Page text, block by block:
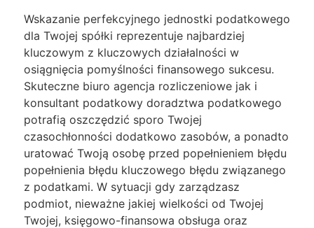
Wskazanie perfekcyjnego jednostki podatkowego
dla Twojej spółki reprezentuje najbardziej
kluczowym z kluczowych działalności w
osiągnięcia pomyślności finansowego sukcesu.
Skuteczne biuro agencja rozliczeniowe jak i
konsultant podatkowy doradztwa podatkowego
potrafią oszczędzić sporo Twojej
czasochłonności dodatkowo zasobów, a ponadto
uratować Twoją osobę przed popełnieniem błędu
popełnienia błędu kluczowego błędu związanego
z podatkami. W sytuacji gdy zarządzasz
podmiot, nieważne jakiej wielkości od Twojej
Twojej, księgowo-finansowa obsługa oraz